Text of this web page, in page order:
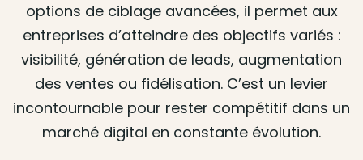
options de ciblage avancées, il permet aux
entreprises d’atteindre des objectifs variés :
visibilité, génération de leads, augmentation
des ventes ou fidélisation. C’est un levier
incontournable pour rester compétitif dans un
marché digital en constante évolution.